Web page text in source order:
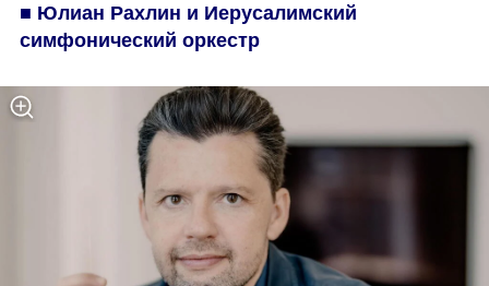
■ Юлиан Рахлин и Иерусалимский
симфонический оркестр